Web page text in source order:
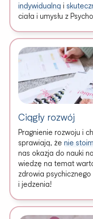
indywidualną i
ciała i umysłu z
Ciągły rozwój
Pragnienie rozwoju i
sprawiają, że nie
nas okazja do nauki
wiedzę na temat
zdrowia
i jedzenia!